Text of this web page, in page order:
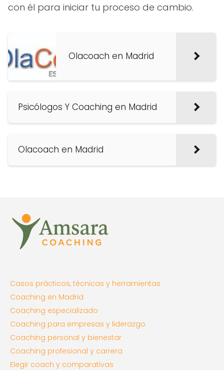
con él para iniciar tu proceso de cambio.
Olacoach en Madrid
Psicólogos Y Coaching en Madrid
Olacoach en Madrid
Casos prácticos, técnicas y herramientas
Coaching en Madrid
Coaching especializado
Coaching para empresas y liderazgo
Coaching personal y bienestar
Coaching profesional y carrera
Elegir coach y comparativas